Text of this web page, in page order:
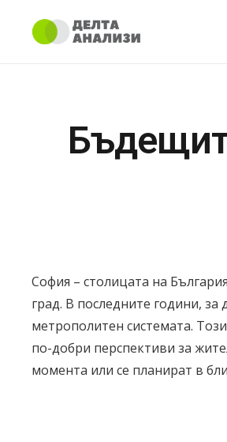
София – столицата на
град. В последните години,
метрополитен системата.
по-добри перспективи за
момента или се планират в